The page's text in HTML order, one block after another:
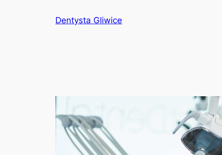
Dentysta Gliwice